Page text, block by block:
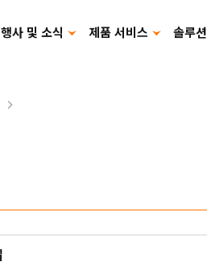
행사 및 소식 제품 서비스 솔루션